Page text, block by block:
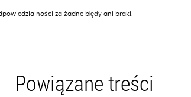
za żadne błędy ani braki.
Powiązane treści